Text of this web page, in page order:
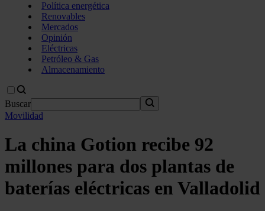
Política energética
Renovables
Mercados
Opinión
Eléctricas
Petróleo & Gas
Almacenamiento
Buscar
Movilidad
La china Gotion recibe 92
millones para dos plantas de
baterías eléctricas en Valladolid